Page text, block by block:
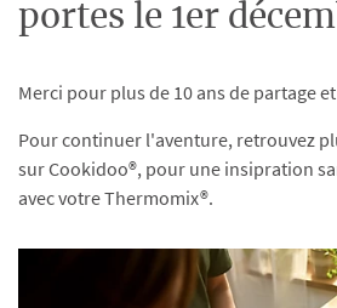
portes le 1er
Merci pour plus de 10 ans de partage
Pour continuer l'aventure, retrouvez
sur Cookidoo®, pour une insipration
avec votre Thermomix®.